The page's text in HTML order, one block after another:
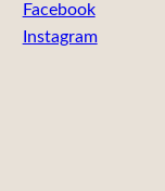
Facebook
Instagram